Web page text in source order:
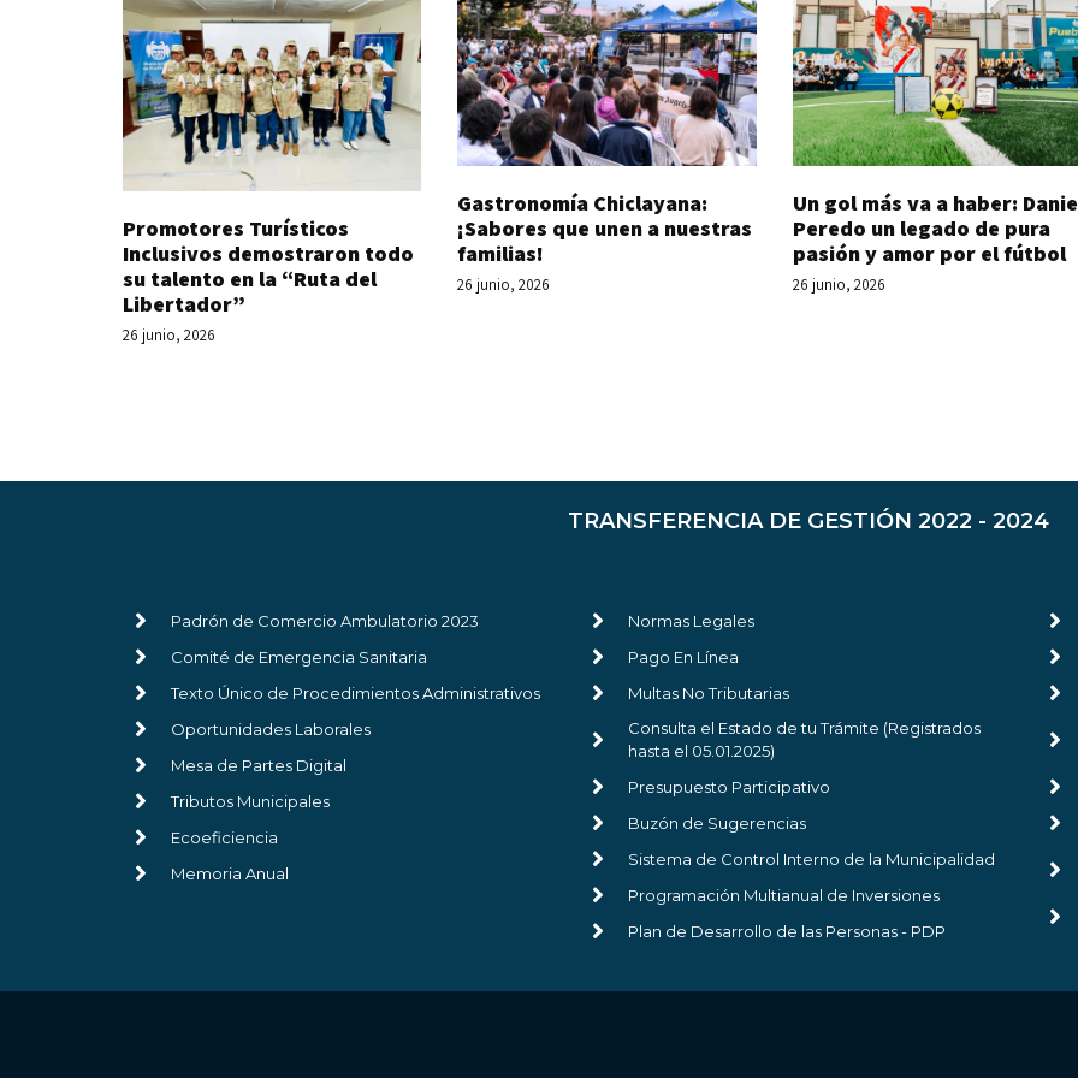
Promotores Turísticos
Inclusivos demostraron todo
su talento en la “Ruta del
Libertador”
26 junio, 2026
Gastronomía Chiclayana:
¡Sabores que unen a nuestras
familias!
26 junio, 2026
Un gol más va a haber:
Peredo un legado de pura
pasión y amor por el fútbol
26 junio, 2026
TRANSFERENCIA DE GESTIÓN 2022 - 2024
Padrón de Comercio Ambulatorio 2023
Comité de Emergencia Sanitaria
Texto Único de Procedimientos Administrativos
Oportunidades Laborales
Mesa de Partes Digital
Tributos Municipales
Ecoeficiencia
Memoria Anual
Normas Legales
Pago En Línea
Multas No Tributarias
Consulta el Estado de tu Trámite (Registrados
hasta el 05.01.2025)
Presupuesto Participativo
Buzón de Sugerencias
Sistema de Control Interno de la Municipalidad
Programación Multianual de Inversiones
Plan de Desarrollo de las Personas - PDP